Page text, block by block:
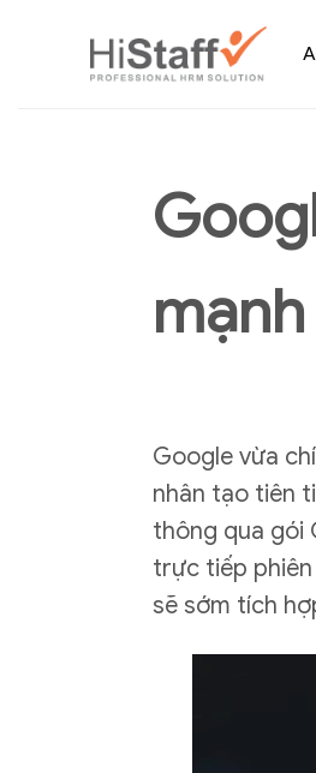
Google vừa
nhân tạo tiên
thông qua gói
trực tiếp phiên
sẽ sớm tích